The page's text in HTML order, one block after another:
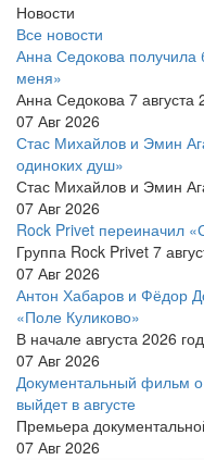
Новости
Все новости
Анна Седокова получила
меня»
Анна Седокова 7 августа
07 Авг 2026
Стас Михайлов и Эмин
одиноких душ»
Стас Михайлов и Эмин
07 Авг 2026
Rock Privet переиначил
Группа Rock Privet 7
07 Авг 2026
Антон Хабаров и Фёдор
«Поле Куликово»
В начале августа 2026
07 Авг 2026
Документальный фильм
выйдет в августе
Премьера
07 Авг 2026